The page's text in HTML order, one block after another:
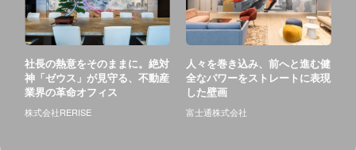
社長の熱意をそのままに。絶対
神「ゼウス」が見守る、不動産
業界の革命オフィス
株式会社RERISE
人々を巻き込み、前へと進む健
全なパワーをストレートに表現
した壁画
富士通株式会社